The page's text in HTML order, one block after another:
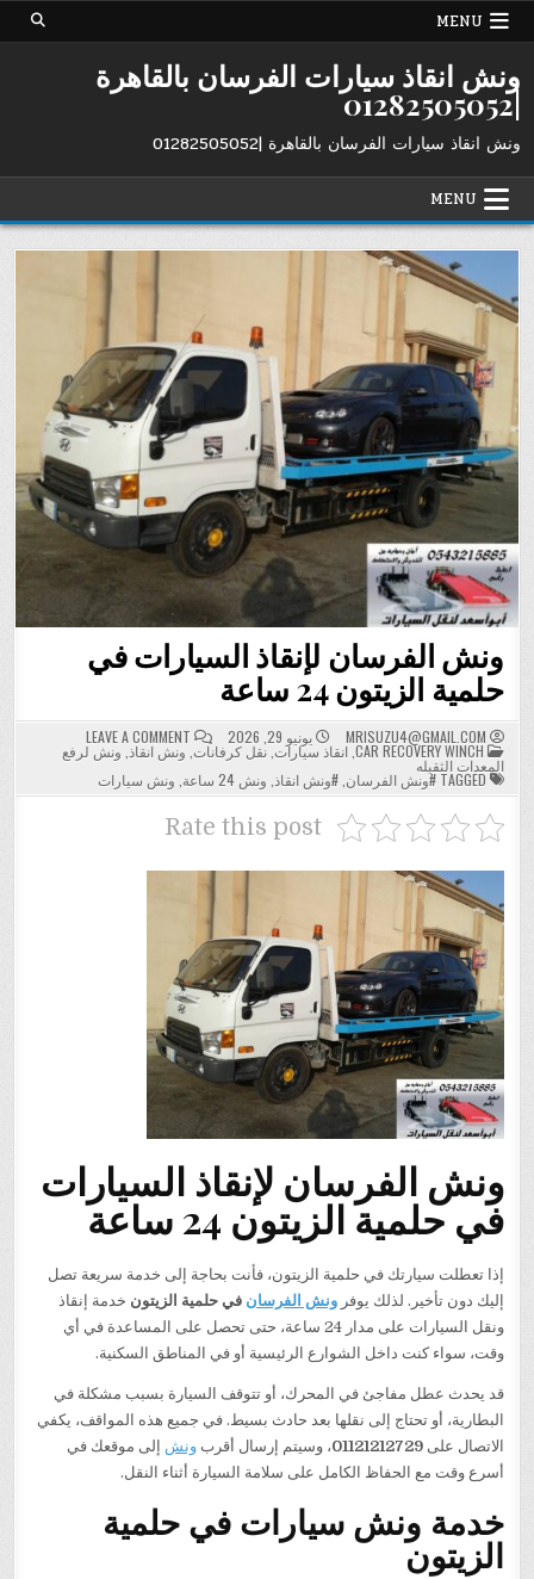
Skip
MENU
ونش انقاذ سيارات الفرسان بالقاهرة
|01282505052
ونش انقاذ سيارات الفرسان بالقاهرة |01282505052
MENU
ونش الفرسان لإنقاذ السيارات في
حلمية الزيتون 24 ساعة
MRISUZU4@GMAIL.COM يونيو 29, 2026 LEAVE A COMMENT
ON
ونش
الفرسان
السيارات
POSTED
IN
CAR RECOVERY WINCH
,انقاذ سيارات ,نقل كرفانات ونش انقاذ ونش لرفع
المعدات الثقيله
#ونش الفرسان ,#ونش انقاذ ونش 24 ساعة ونش سيارات
Rate this post
ونش الفرسان لإنقاذ السيارات
في حلمية الزيتون 24 ساعة
إذا تعطلت سيارتك في حلمية الزيتون، فأنت بحاجة إلى خدمة سريعة تصل
إليك دون تأخير. لذلك يوفرونش الفرسان في حلمية الزيتون خدمة إنقاذ
ونقل السيارات على مدار 24 ساعة، حتى تحصل على المساعدة في أي
وقت، سواء كنت داخل الشوارع الرئيسية أو في المناطق السكنية.
قد يحدث عطل مفاجئ في المحرك، أو تتوقف السيارة بسبب مشكلة في
البطارية، أو تحتاج إلى نقلها بعد حادث بسيط. في جميع هذه المواقف، يكفي
الاتصال على01121212729، وسيتم إرسال أقربونش إلى موقعك في
أسرع وقت مع الحفاظ الكامل على سلامة السيارة أثناء النقل.
خدمة ونش سيارات في حلمية
الزيتون